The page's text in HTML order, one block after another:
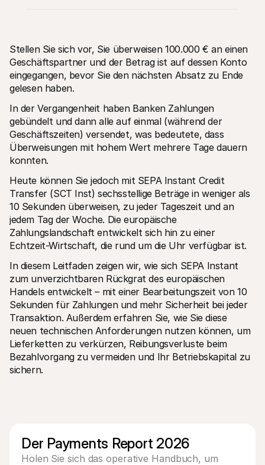
Technische Ressourcen
Developer-Portal
Entdecken Sie unsere Ressourcen und Updates für
Bibliotheken
Integrieren Sie Mollie mit unseren Plug-and-Play-Paketen
Discord community
Werden Sie Teil der Entwickler-Community
Über Mollie
Preise
Über uns
Unsere Story und Werte
News
Lesen Sie aktuelle Mollie-
Neuigkeiten
Karriere
Kommen Sie zu uns - wir stellen ein!
Kontakt
Für Endkunden
Warum steht Mollie auf Ihrem Kontoauszug?
Für Mollie-Händler
Kontaktieren Sie unseren Händler-Support
Sales-Team kontaktieren
Erfahren Sie, wie wir Ihrem Unternehmen helfen können
Stellen Sie sich vor, Sie überweisen 100.000 € an einen
Geschäftspartner und der Betrag ist auf dessen Konto
eingegangen, bevor Sie den nächsten Absatz zu Ende
gelesen haben.
In der Vergangenheit haben Banken Zahlungen
gebündelt und dann alle auf einmal (während der
Geschäftszeiten) versendet, was bedeutete, dass
Überweisungen mit hohem Wert mehrere Tage dauern
konnten.
Heute können Sie jedoch mit SEPA Instant Credit
Transfer (SCT Inst) sechsstellige Beträge in weniger als
10 Sekunden überweisen, zu jeder Tageszeit und an
jedem Tag der Woche. Die europäische
Zahlungslandschaft entwickelt sich hin zu einer
Echtzeit-Wirtschaft, die rund um die Uhr verfügbar ist.
In diesem Leitfaden zeigen wir, wie sich SEPA Instant
zum unverzichtbaren Rückgrat des europäischen
Handels entwickelt – mit einer Bearbeitungszeit von 10
Sekunden für Zahlungen und mehr Sicherheit bei jeder
Transaktion. Außerdem erfahren Sie, wie Sie diese
neuen technischen Anforderungen nutzen können, um
Lieferketten zu verkürzen, Reibungsverluste beim
Bezahlvorgang zu vermeiden und Ihr Betriebskapital zu
sichern.
Der Payments Report 2026
Holen Sie sich das operative Handbuch, um